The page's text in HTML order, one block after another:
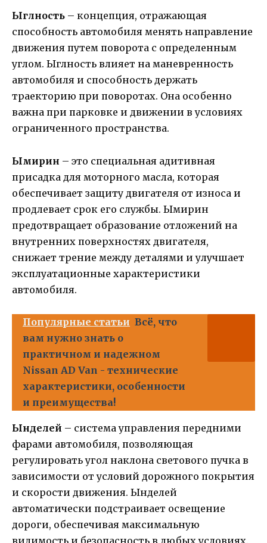
Ыглность – концепция, отражающая
способность автомобиля менять направление
движения путем поворота с определенным
углом. Ыглность влияет на маневренность
автомобиля и способность держать
траекторию при поворотах. Она особенно
важна при парковке и движении в условиях
ограниченного пространства.
Ымирин – это специальная адитивная
присадка для моторного масла, которая
обеспечивает защиту двигателя от износа и
продлевает срок его службы. Ымирин
предотвращает образование отложений на
внутренних поверхностях двигателя,
снижает трение между деталями и улучшает
эксплуатационные характеристики
автомобиля.
Популярные статьи Всё, что
вам нужно знать о
практичном и надежном
Nissan AD Van - технические
характеристики, особенности
и преимущества!
Ынделей – система управления передними
фарами автомобиля, позволяющая
регулировать угол наклона светового пучка в
зависимости от условий дорожного покрытия
и скорости движения. Ынделей
автоматически подстраивает освещение
дороги, обеспечивая максимальную
видимость и безопасность в любых условиях.